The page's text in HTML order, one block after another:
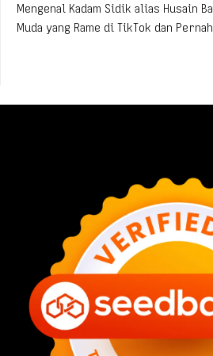
Mengenal Kadam Sidik alias Husain
Muda yang Rame di TikTok dan